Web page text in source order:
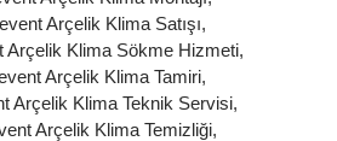
Arçelik Klima Satışı,
Arçelik Klima Sökme Hizmeti,
Arçelik Klima Tamiri,
Arçelik Klima Teknik Servisi,
Arçelik Klima Temizliği,